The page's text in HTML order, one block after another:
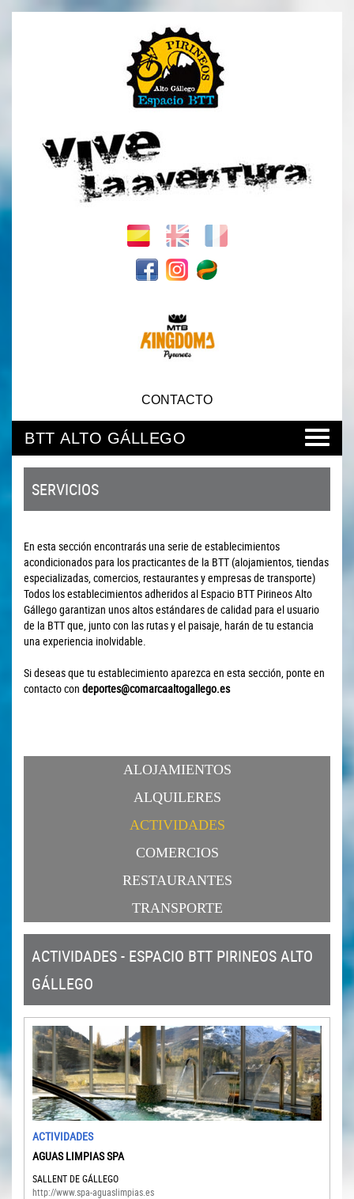
CONTACTO
BTT ALTO GÁLLEGO
SERVICIOS
En esta sección encontrarás una serie de establecimientos
acondicionados para los practicantes de la BTT (alojamientos, tiendas
especializadas, comercios, restaurantes y empresas de transporte)
Todos los establecimientos adheridos al Espacio BTT Pirineos Alto
Gállego garantizan unos altos estándares de calidad para el usuario
de la BTT que, junto con las rutas y el paisaje, harán de tu estancia
una experiencia inolvidable.
Si deseas que tu establecimiento aparezca en esta sección, ponte en
contacto con deportes@comarcaaltogallego.es
ALOJAMIENTOS
ALQUILERES
ACTIVIDADES
COMERCIOS
RESTAURANTES
TRANSPORTE
ACTIVIDADES - ESPACIO BTT PIRINEOS ALTO
GÁLLEGO
ACTIVIDADES
AGUAS LIMPIAS SPA
SALLENT DE GÁLLEGO
http://www.spa-aguaslimpias.es